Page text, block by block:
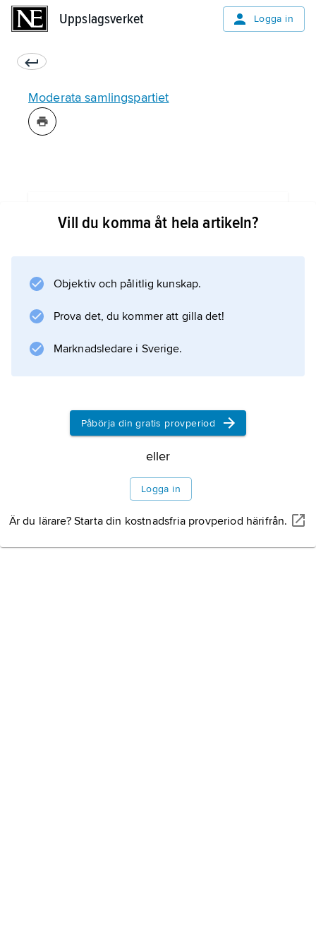
Uppslagsverket Logga in
Moderata samlingspartiet
Vill du komma åt hela artikeln?
Objektiv och pålitlig kunskap.
Prova det, du kommer att gilla det!
Marknadsledare i Sverige.
Påbörja din gratis provperiod
eller
Logga in
Är du lärare? Starta din kostnadsfria provperiod härifrån.